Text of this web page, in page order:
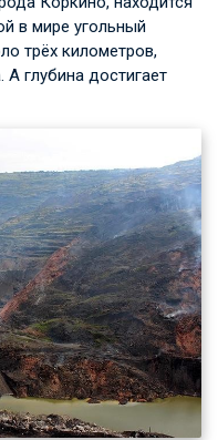
в мире угольный
трёх километров,
глубина достигает